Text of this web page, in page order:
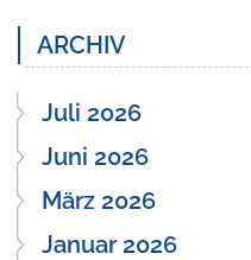
ARCHIV
Juli 2026
Juni 2026
März 2026
Januar 2026